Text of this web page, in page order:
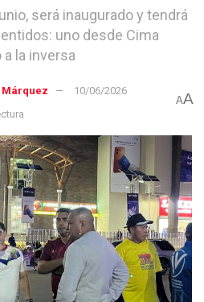
será inaugurado y tendrá
uno desde Cima
a la inversa
10/06/2026
AA